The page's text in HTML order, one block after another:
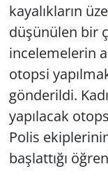
kayalıkların
düşünülen bir
incelemelerin
otopsi
gönderildi.
yapılacak
Polis
başlattığı